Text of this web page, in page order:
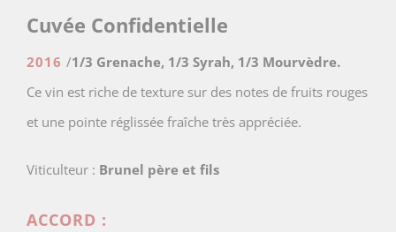
Cuvée Confidentielle
2016 /1/3 Grenache, 1/3 Syrah, 1/3 Mourvèdre.
Ce vin est riche de texture sur des notes de fruits rouges
et une pointe réglissée fraîche très appréciée.
Viticulteur : Brunel père et fils
ACCORD :